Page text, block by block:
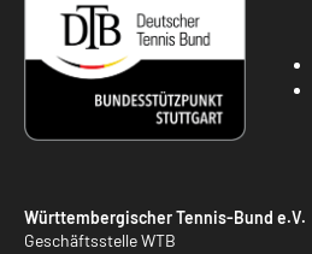
Württembergischer Tennis-Bund e.V.
Geschäftsstelle WTB